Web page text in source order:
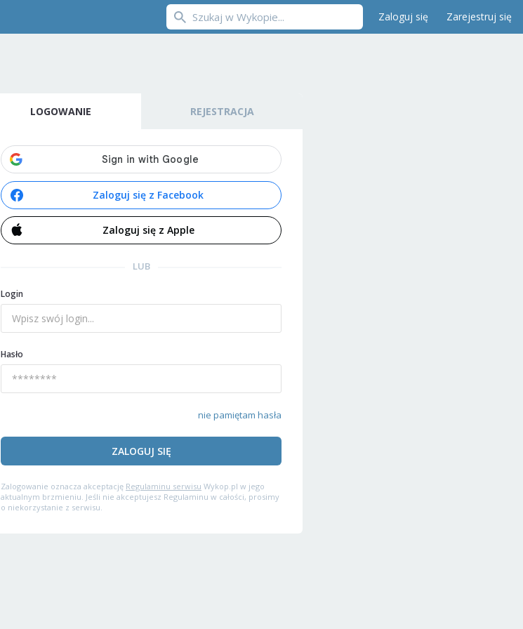
Zaloguj się Zarejestruj się
LOGOWANIE REJESTRACJA
Zaloguj się z Facebook
Zaloguj się z Apple
LUB
Login
Hasło
nie pamiętam hasła
ZALOGUJ SIĘ
Zalogowanie oznacza akceptację Regulaminu serwisu Wykop.pl w jego
aktualnym brzmieniu. Jeśli nie akceptujesz Regulaminu w całości, prosimy
o niekorzystanie z serwisu.